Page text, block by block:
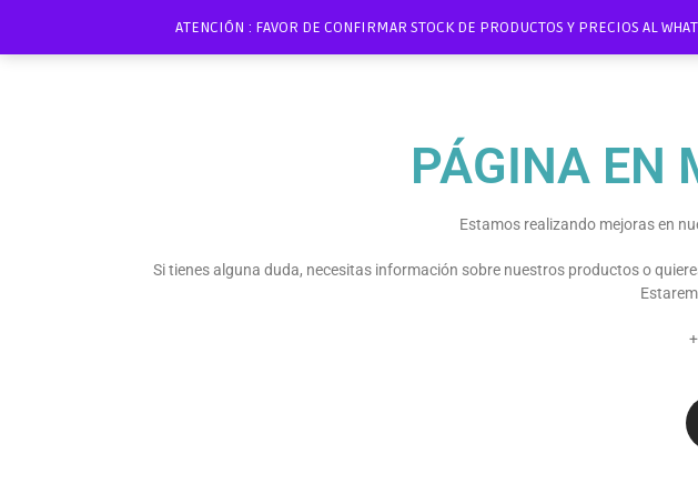
ATENCIÓN : FAVOR DE CONFIRMAR STOCK DE PRODUCTOS Y PRECIOS AL
PÁGINA EN
Estamos realizando mejoras en
Si tienes alguna duda, necesitas información sobre nuestros productos o